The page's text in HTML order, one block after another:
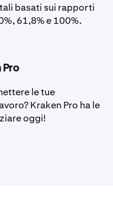
basati sui rapporti
61,8% e 100%.
Pro
le tue
Kraken Pro ha le
oggi!